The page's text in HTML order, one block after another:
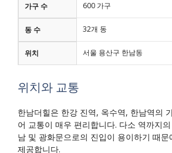
가구 수 600 가구
동 수 32개 동
위치 서울 용산구 한남동
위치와 교통
한남더힐은 한강 진역, 옥수역, 한남역의
어 교통이 매우 편리합니다. 다소 역까지
남 및 광화문으로의 진입이 용이하기 때
제공합니다.